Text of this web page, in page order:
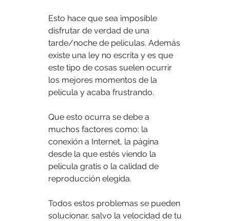
Esto hace que sea imposible
disfrutar de verdad de una
tarde/noche de películas. Además
existe una ley no escrita y es que
este tipo de cosas suelen ocurrir
los mejores momentos de la
película y acaba frustrando.
Que esto ocurra se debe a
muchos factores como: la
conexión a Internet, la página
desde la que estés viendo la
película gratis o la calidad de
reproducción elegida.
Todos estos problemas se pueden
solucionar, salvo la velocidad de tu